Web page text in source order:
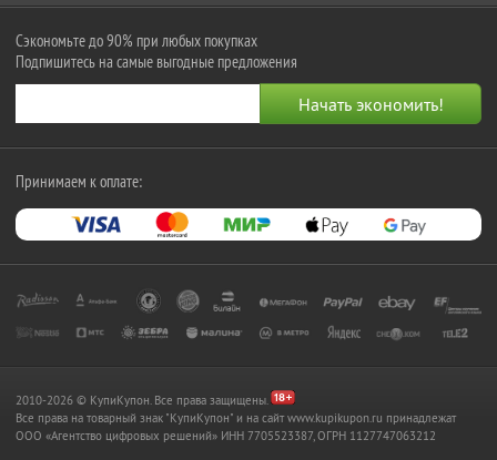
Сэкономьте до 90% при любых покупках
Подпишитесь на самые выгодные предложения
Принимаем к оплате:
2010-2026 © КупиКупон. Все права защищены.
Все права на товарный знак "КупиКупон" и на сайт www.kupikupon.ru принадлежат
OOO «Агентство цифровых решений» ИНН 7705523387, ОГРН 1127747063212